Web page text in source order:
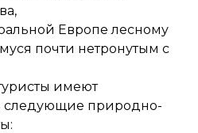
Европе лесному
почти нетронутым с
имеют
следующие природно-